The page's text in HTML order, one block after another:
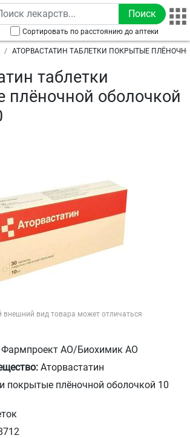
содержанию
Сортировать по расстоянию до аптеки
АТОРВАСТАТИН ТАБЛЕТКИ ПОКРЫТЫЕ
таблетки
плёночной оболочкой
внешний вид товара может отличаться
Фармпроект АО/Биохимик АО
Аторвастатин
покрытые плёночной оболочкой 10